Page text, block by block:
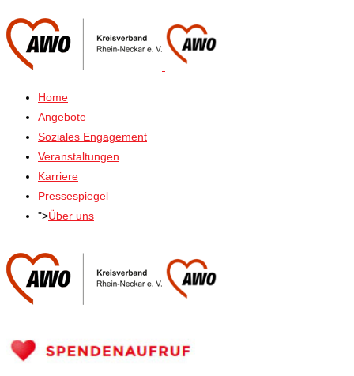
Home
Angebote
Soziales Engagement
Veranstaltungen
Karriere
Pressespiegel
">Über uns